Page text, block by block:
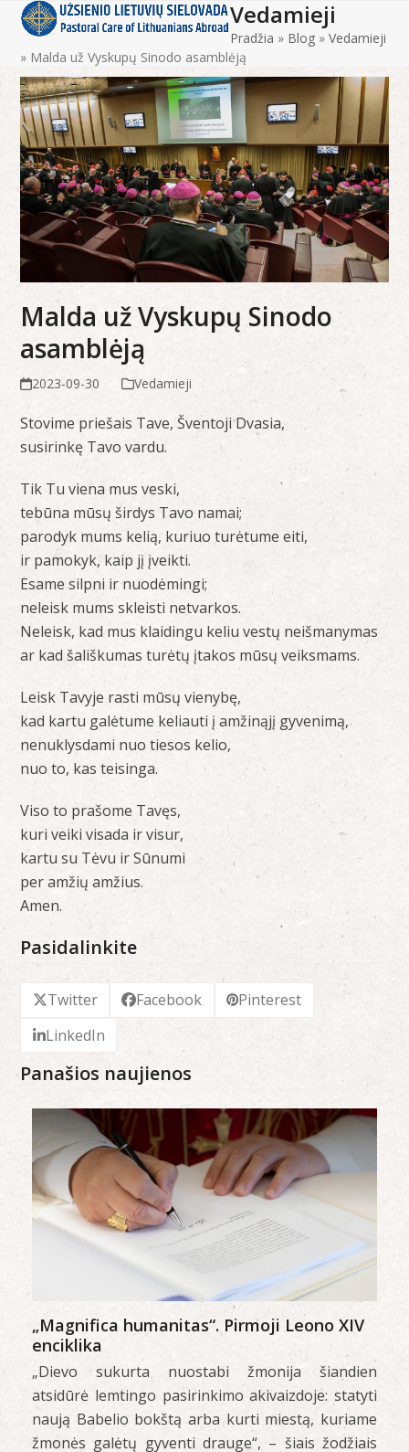
Skip
content
Open
mobile
menu
Close
mobile
menu
Vedamieji
Pradžia » Blog »Vedamieji
» Malda už Vyskupų Sinodo asamblėją
Malda už Vyskupų Sinodo
asamblėją
2023-09-30 Vedamieji
Stovime priešais Tave, Šventoji Dvasia,
susirinkę Tavo vardu.
Tik Tu viena mus veski,
tebūna mūsų širdys Tavo namai;
parodyk mums kelią, kuriuo turėtume eiti,
ir pamokyk, kaip jį įveikti.
Esame silpni ir nuodėmingi;
neleisk mums skleisti netvarkos.
Neleisk, kad mus klaidingu keliu vestų neišmanymas
ar kad šališkumas turėtų įtakos mūsų veiksmams.
Leisk Tavyje rasti mūsų vienybę,
kad kartu galėtume keliauti į amžinąjį gyvenimą,
nenuklysdami nuo tiesos kelio,
nuo to, kas teisinga.
Viso to prašome Tavęs,
kuri veiki visada ir visur,
kartu su Tėvu ir Sūnumi
per amžių amžius.
Amen.
Pasidalinkite
Twitter Facebook
Pinterest
LinkedIn
Panašios naujienos
„Magnifica humanitas“. Pirmoji Leono XIV
enciklika
„Dievo sukurta nuostabi žmonija šiandien
atsidūrė lemtingo pasirinkimo akivaizdoje: statyti
naują Babelio bokštą arba kurti miestą, kuriame
žmonės galėtų gyventi drauge“, – šiais žodžiais